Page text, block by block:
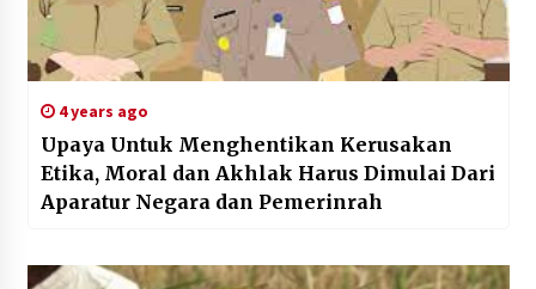
4 years ago
Upaya Untuk Menghentikan Kerusakan
Etika, Moral dan Akhlak Harus Dimulai Dari
Aparatur Negara dan Pemerinrah